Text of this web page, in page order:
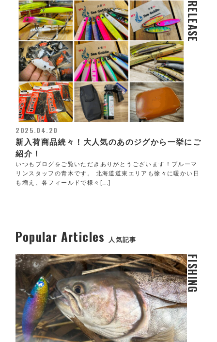
RELEASE
2025.04.20
新入荷商品続々！大人気のあのジグから一挙にご
紹介！
いつもブログをご覧いただきありがとうございます！ブルーマ
リンスタッフの青木です。 北海道道東エリアも徐々に暖かい日
も増え、各フィールドで様々[...]
Popular Articles 人気記事
FISHING